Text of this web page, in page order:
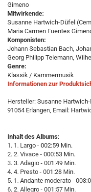
Gimeno
Mitwirkende:
Susanne Hartwich-Düfel
Maria Carmen Fuentes
Komponisten:
Johann Sebastian Bach,
Georg Philipp Telemann,
Genre:
Klassik / Kammermusik
Informationen zur
Hersteller: Susanne
91054 Erlangen, Email:
Inhalt des Albums:
1. 1. Largo - 002:59 Min.
2. 2. Vivace - 000:53 Min.
3. 3. Adagio - 001:49 Min.
4. 4. Presto - 001:28 Min.
5. 1. Andante moderato -
6. 2. Allegro - 001:57 Min.